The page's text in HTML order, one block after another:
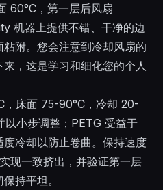
60°C，第一层后风扇
机器上提供不错、干净的边
附。您会注意到冷却风扇的
，这是学习和细化您的个人
，床面 75-90°C，冷却 20-
小步调整；PETG 受益于
冷却以防止卷曲。保持速度
现一致挤出，并验证第一层
持平坦。